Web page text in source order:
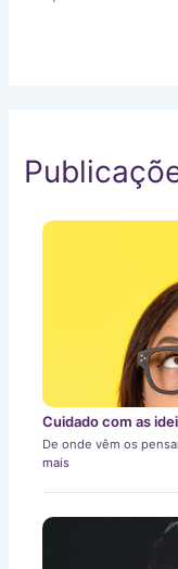
Cuidado com as
De onde vêm os
mais